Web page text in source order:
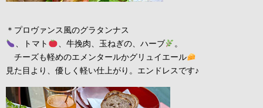
＊プロヴァンス風のグラタンナス
、トマト
、牛挽肉、玉ねぎの、ハーブ
。
チーズも軽めのエメンタールかグリュイエール
見た目より、優しく軽い仕上がり。エンドレスです♪